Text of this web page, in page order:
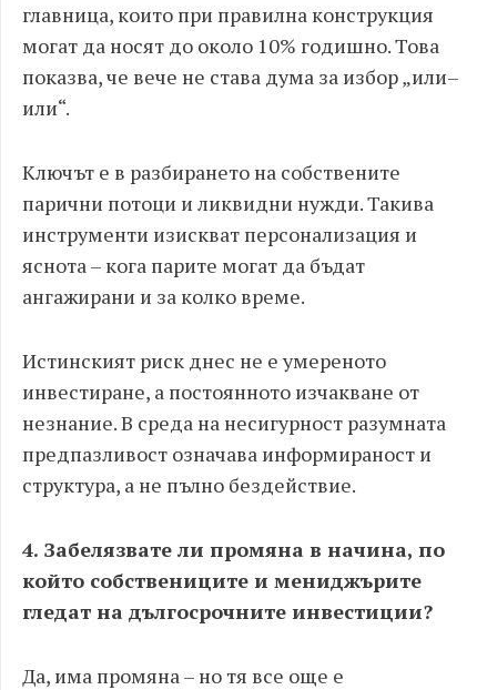
главница, които при правилна конструкция
могат да носят до около 10% годишно. Това
показва, че вече не става дума за избор „или–
или“.
Ключът е в разбирането на собствените
парични потоци и ликвидни нужди. Такива
инструменти изискват персонализация и
яснота – кога парите могат да бъдат
ангажирани и за колко време.
Истинският риск днес не е умереното
инвестиране, а постоянното изчакване от
незнание. В среда на несигурност разумната
предпазливост означава информираност и
структура, а не пълно бездействие.
4. Забелязвате ли промяна в начина, по
който собствениците и мениджърите
гледат на дългосрочните инвестиции?
Да, има промяна – но тя все още е